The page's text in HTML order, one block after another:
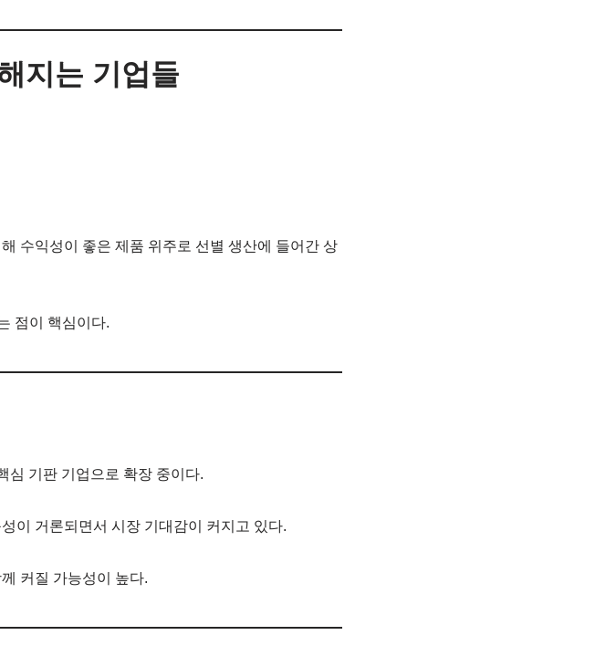
지는 기업들
수익성이 좋은 제품 위주로 선별 생산에 들어간 상
점이 핵심이다.
심 기판 기업으로 확장 중이다.
이 거론되면서 시장 기대감이 커지고 있다.
커질 가능성이 높다.